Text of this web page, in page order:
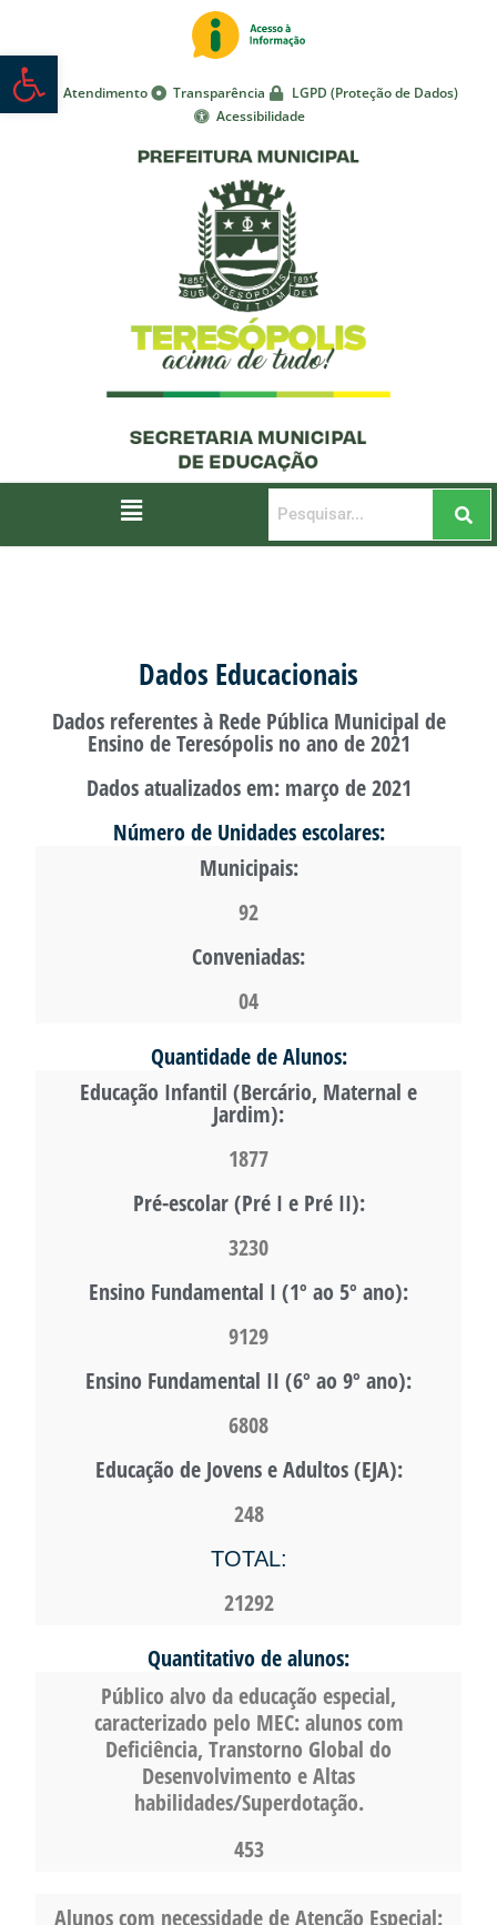
Abrir a barra de ferramentas
Atendimento Transparência
LGPD (Proteção de Dados)
Acessibilidade
Dados Educacionais
Dados referentes à Rede Pública Municipal de
Ensino de Teresópolis no ano de 2021
Dados atualizados em: março de 2021
Número de Unidades escolares:
Municipais:
92
Conveniadas:
04
Quantidade de Alunos:
Educação Infantil (Bercário, Maternal e
Jardim):
1877
Pré-escolar (Pré I e Pré II):
3230
Ensino Fundamental I (1º ao 5º ano):
9129
Ensino Fundamental II (6º ao 9º ano):
6808
Educação de Jovens e Adultos (EJA):
248
TOTAL:
21292
Quantitativo de alunos:
Público alvo da educação especial,
caracterizado pelo MEC: alunos com
Deficiência, Transtorno Global do
Desenvolvimento e Altas
habilidades/Superdotação.
453
Alunos com necessidade de Atenção Especial: